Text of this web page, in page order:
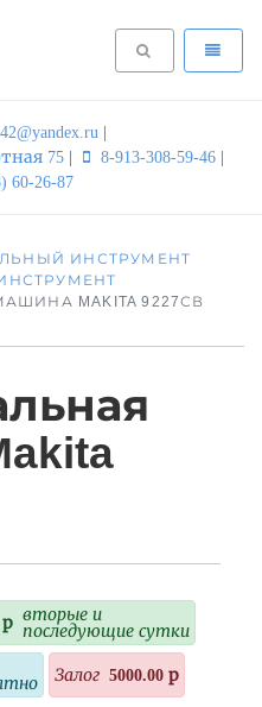
|
75 | 8-913-308-59-46 |
60-26-87
ИНСТРУМЕНТ
MAKITA 9227СВ
р вторые и
последующие сутки
Залог 5000.00 р